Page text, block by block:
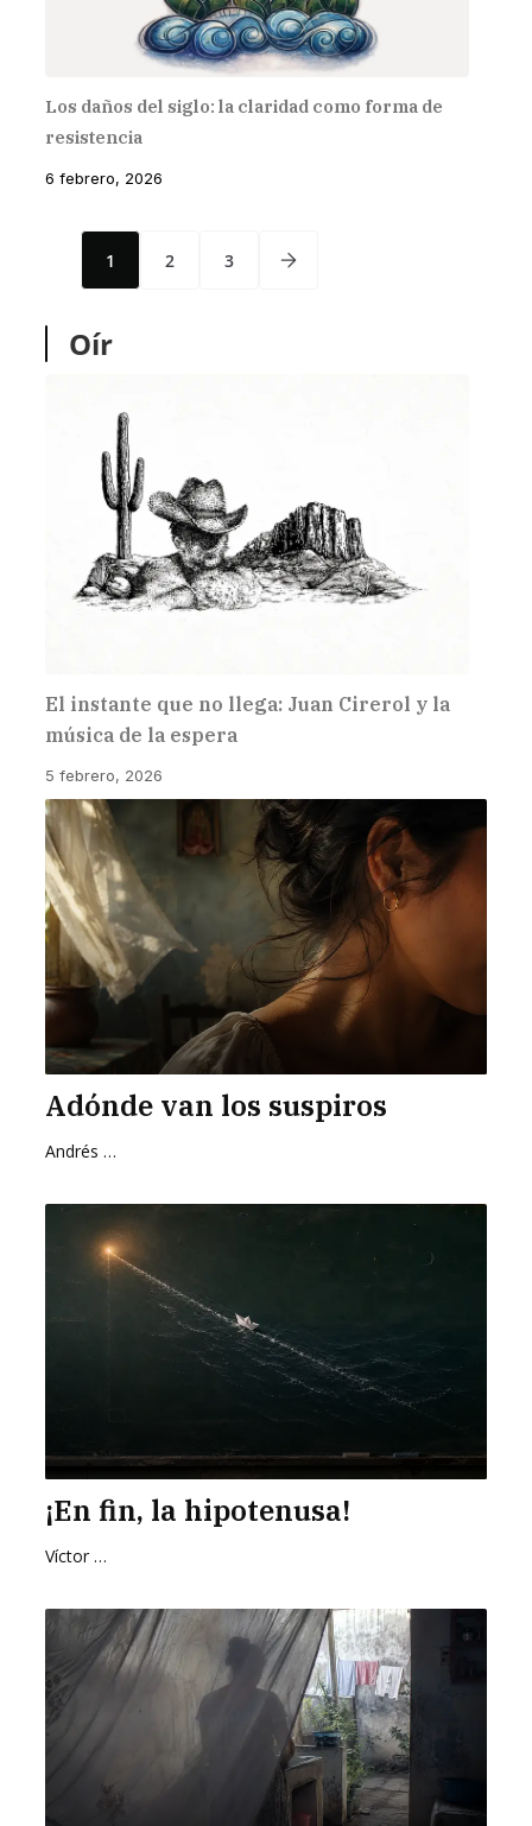
Los daños del siglo: la claridad como forma de
resistencia
6 febrero, 2026
1 2 3
Oír
El instante que no llega: Juan Cirerol y la
música de la espera
5 febrero, 2026
Adónde van los suspiros
Andrés Zurita Zafra
¡En fin, la hipotenusa!
Víctor Hugo Pedraza